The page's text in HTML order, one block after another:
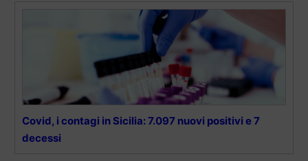
Covid, i contagi in Sicilia: 7.097 nuovi positivi e 7
decessi